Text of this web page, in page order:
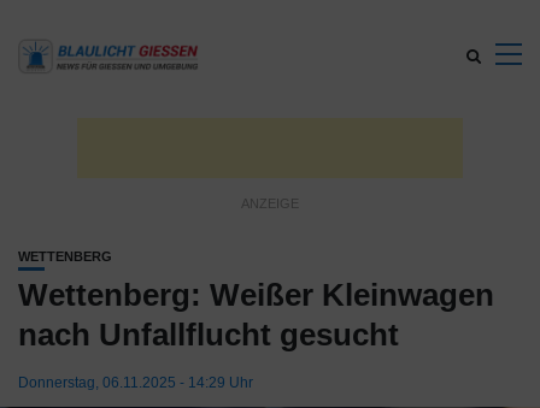
WETTENBERG
Wettenberg: Weißer Kleinwagen
nach Unfallflucht gesucht
Donnerstag, 06.11.2025 - 14:29 Uhr